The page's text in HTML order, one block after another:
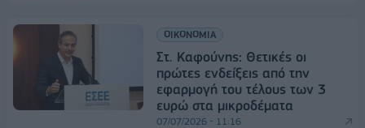
ΟΙΚΟΝΟΜΙΑ
Στ. Καφούνης: Θετικές οι
πρώτες ενδείξεις από την
εφαρμογή του τέλους των 3
ευρώ στα μικροδέματα
07/07/2026 - 11:16